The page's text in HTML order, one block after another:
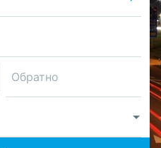
Обратно